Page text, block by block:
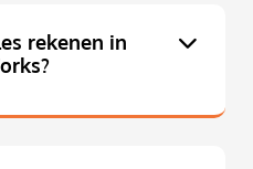
rekenen in